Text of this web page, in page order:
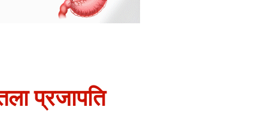
प्रजापति